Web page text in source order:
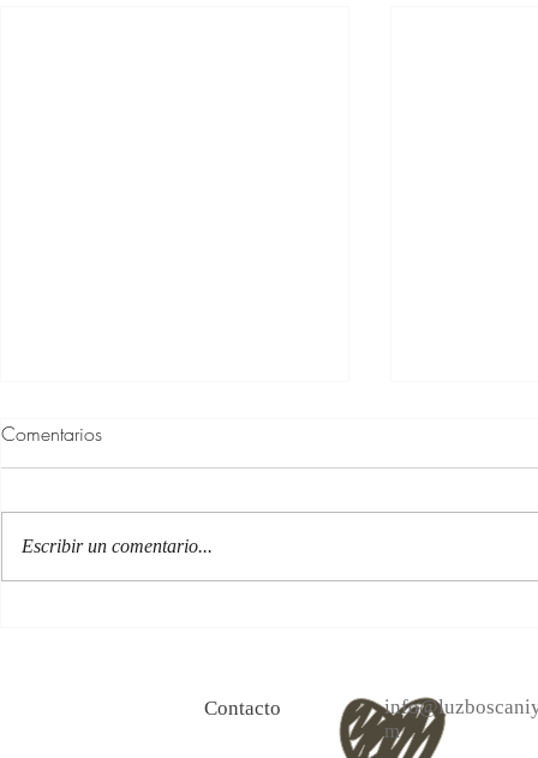
Comentarios
Escribir un comentario...
Contacto
m